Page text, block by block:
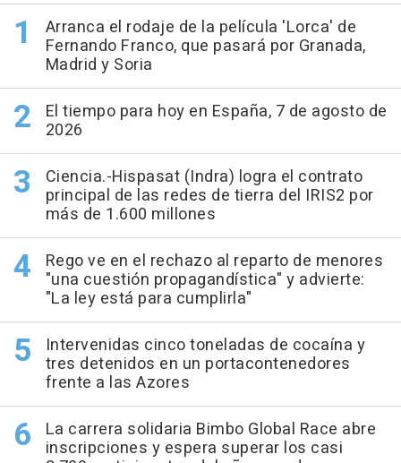
Arranca el rodaje de la película 'Lorca' de
Fernando Franco, que pasará por Granada,
Madrid y Soria
El tiempo para hoy en España, 7 de agosto de
2026
Ciencia.-Hispasat (Indra) logra el contrato
principal de las redes de tierra del IRIS2 por
más de 1.600 millones
Rego ve en el rechazo al reparto de menores
"una cuestión propagandística" y advierte:
"La ley está para cumplirla"
Intervenidas cinco toneladas de cocaína y
tres detenidos en un portacontenedores
frente a las Azores
La carrera solidaria Bimbo Global Race abre
inscripciones y espera superar los casi